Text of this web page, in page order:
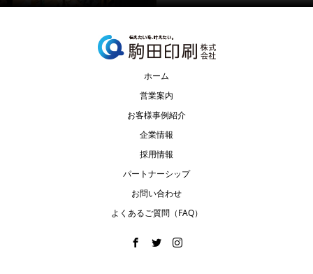
ホーム
営業案内
お客様事例紹介
企業情報
採用情報
パートナーシップ
お問い合わせ
よくあるご質問（FAQ）